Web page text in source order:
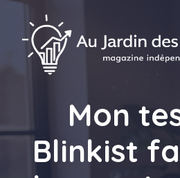
Aller
contenu
Mon
Blinkist